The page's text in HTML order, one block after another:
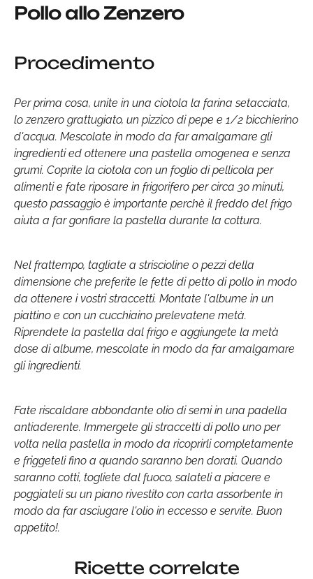
Pollo allo Zenzero
Procedimento
Per prima cosa, unite in una ciotola la farina setacciata,
lo zenzero grattugiato, un pizzico di pepe e 1/2 bicchierino
d'acqua. Mescolate in modo da far amalgamare gli
ingredienti ed ottenere una pastella omogenea e senza
grumi. Coprite la ciotola con un foglio di pellicola per
alimenti e fate riposare in frigorifero per circa 30 minuti,
questo passaggio è importante perchè il freddo del frigo
aiuta a far gonfiare la pastella durante la cottura.
Nel frattempo, tagliate a striscioline o pezzi della
dimensione che preferite le fette di petto di pollo in modo
da ottenere i vostri straccetti. Montate l'albume in un
piattino e con un cucchiaino prelevatene metà.
Riprendete la pastella dal frigo e aggiungete la metà
dose di albume, mescolate in modo da far amalgamare
gli ingredienti.
Fate riscaldare abbondante olio di semi in una padella
antiaderente. Immergete gli straccetti di pollo uno per
volta nella pastella in modo da ricoprirli completamente
e friggeteli fino a quando saranno ben dorati. Quando
saranno cotti, togliete dal fuoco, salateli a piacere e
poggiateli su un piano rivestito con carta assorbente in
modo da far asciugare l'olio in eccesso e servite. Buon
appetito!.
Ricette correlate